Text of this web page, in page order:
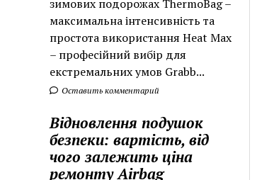
зимових подорожах ThermoBag –
максимальна інтенсивність та
простота використання Heat Max
– професійний вибір для
екстремальних умов Grabb...
Оставить комментарий
Відновлення подушок
безпеки: вартість, від
чого залежить ціна
ремонту Airbag